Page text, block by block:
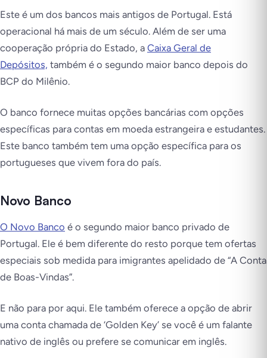
Este é um dos bancos mais antigos de Portugal. Está
operacional há mais de um século. Além de ser uma
cooperação própria do Estado, a Caixa Geral de
Depósitos, também é o segundo maior banco depois do
BCP do Milênio.
O banco fornece muitas opções bancárias com opções
específicas para contas em moeda estrangeira e estudantes.
Este banco também tem uma opção específica para os
portugueses que vivem fora do país.
Novo Banco
O Novo Banco é o segundo maior banco privado de
Portugal. Ele é bem diferente do resto porque tem ofertas
especiais sob medida para imigrantes apelidado de “A Conta
de Boas-Vindas”.
E não para por aqui. Ele também oferece a opção de abrir
uma conta chamada de ‘Golden Key’ se você é um falante
nativo de inglês ou prefere se comunicar em inglês.